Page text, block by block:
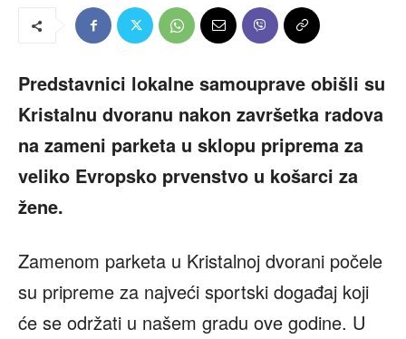
Predstavnici lokalne samouprave obišli su
Kristalnu dvoranu nakon završetka radova
na zameni parketa u sklopu priprema za
veliko Evropsko prvenstvo u košarci za
žene.
Zamenom parketa u Kristalnoj dvorani počele
su pripreme za najveći sportski događaj koji
će se održati u našem gradu ove godine. U